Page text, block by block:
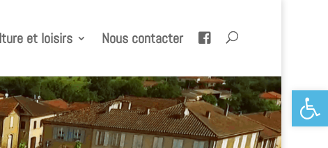
Ouvrir
et loisirs Nous contacter